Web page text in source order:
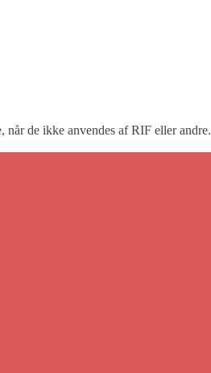
de ikke anvendes af RIF eller andre.